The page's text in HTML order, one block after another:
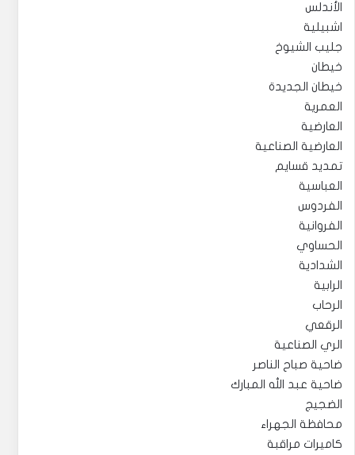
الأندلس
اشبيلية
جليب الشيوخ
خيطان
خيطان الجديدة
العمرية
العارضية
العارضية الصناعية
تمديد قسايم
العباسية
الفردوس
الفروانية
الحساوي
الشدادية
الرابية
الرحاب
الرقعي
الري الصناعية
ضاحية صباح الناصر
ضاحية عبد الله المبارك
الضجيج
محافظة الجهراء
كاميرات مراقبة